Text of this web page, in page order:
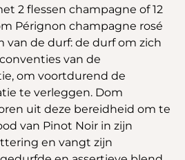
2 flessen champagne of 12
Pérignon champagne rosé
van de durf: de durf om zich
van de
om voortdurend de
te verleggen. Dom
uit deze bereidheid om te
van Pinot Noir in zijn
en vangt zijn